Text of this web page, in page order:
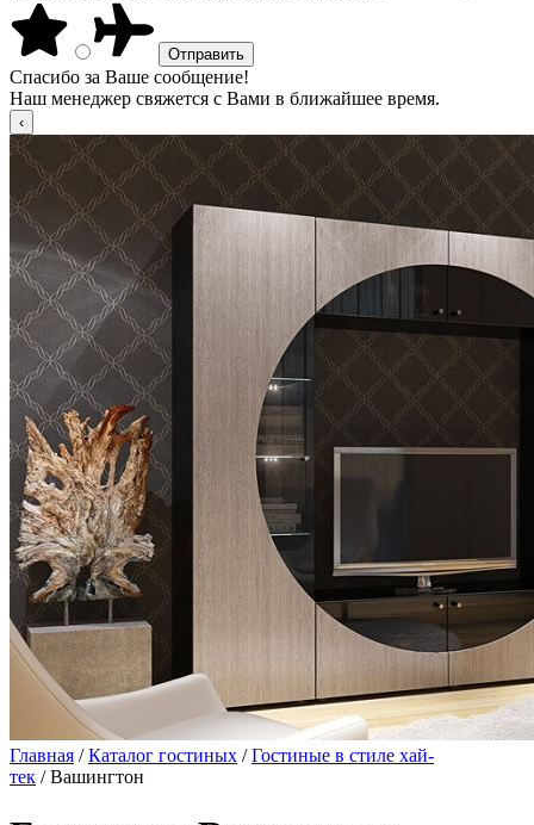
Спасибо за Ваше сообщение!
Наш менеджер свяжется с Вами в ближайшее время.
Главная /Каталог гостиных /Гостиные в стиле хай-
тек / Вашингтон